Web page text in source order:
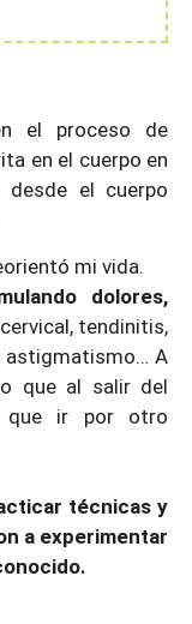
el proceso de
en el cuerpo en
desde el cuerpo
mi vida.
dolores,
tendinitis,
astigmatismo… A
que al salir del
que ir por otro
técnicas y
a experimentar